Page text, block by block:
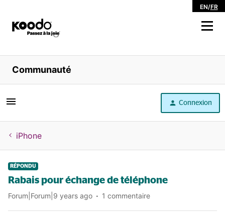
EN/FR
Magasiner
Libre service
Aide
Communauté
Connexion
iPhone
RÉPONDU
Rabais pour échange de téléphone
Forum|Forum|9 years ago 1 commentaire